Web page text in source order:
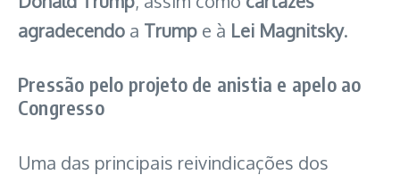
agradecendo a Trump e à Lei Magnitsky.
Pressão pelo projeto de anistia e apelo ao
Congresso
Uma das principais reivindicações dos